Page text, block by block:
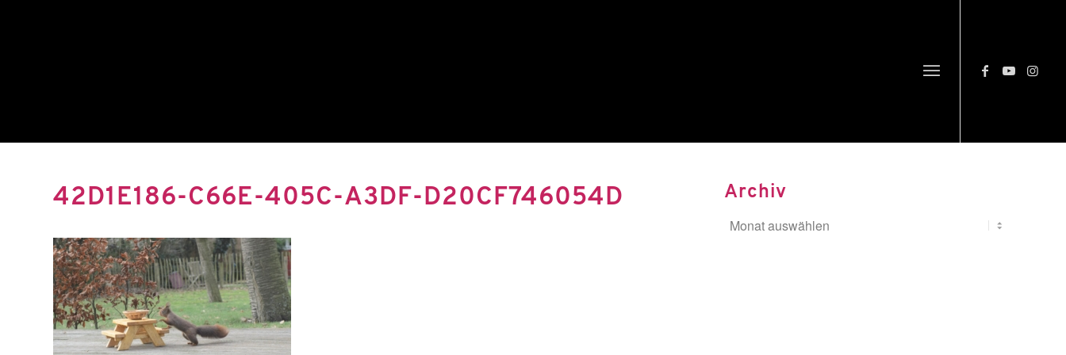
42D1E186-C66E-405C-A3DF-D20CF746054D Archiv